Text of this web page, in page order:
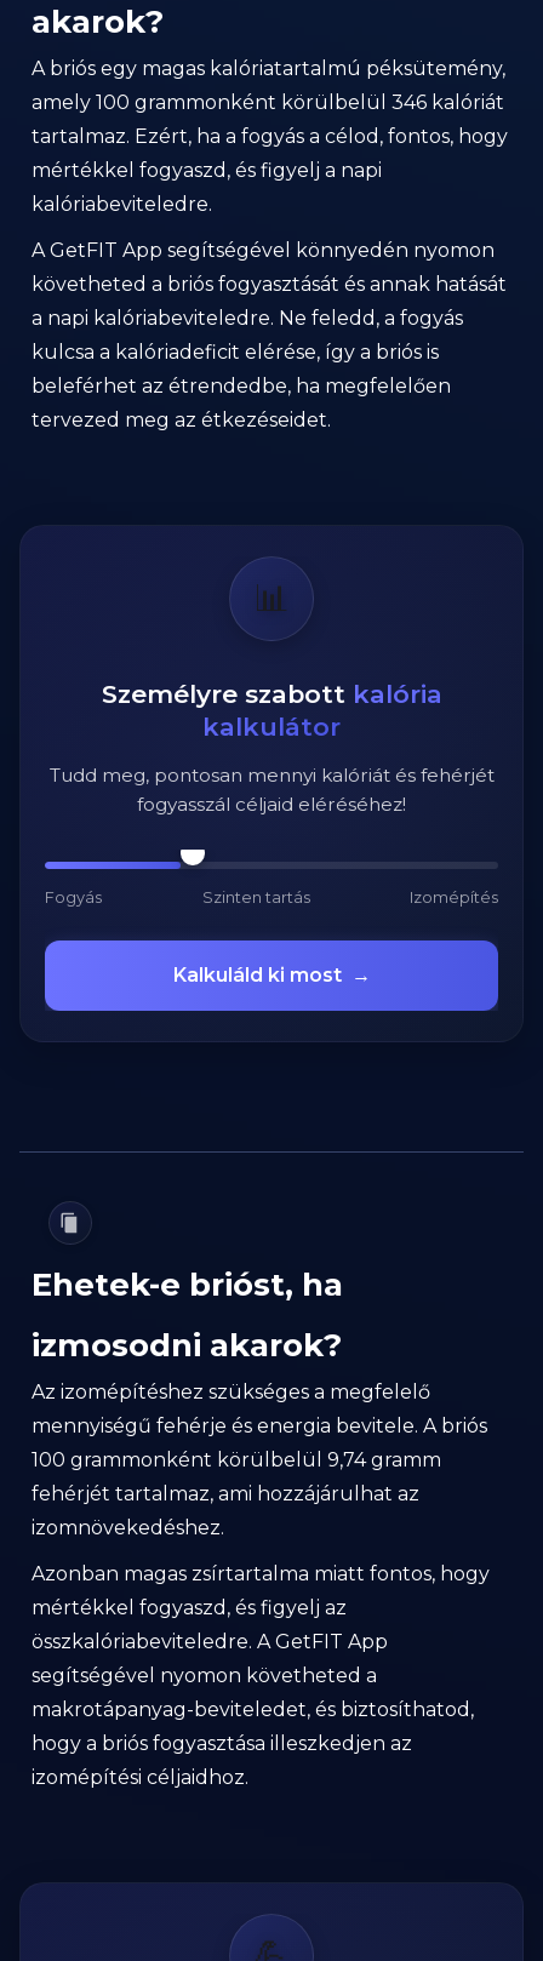
akarok?
A briós egy magas kalóriatartalmú péksütemény,
amely 100 grammonként körülbelül 346 kalóriát
tartalmaz. Ezért, ha a fogyás a célod, fontos, hogy
mértékkel fogyaszd, és figyelj a napi
kalóriabeviteledre.
A GetFIT App segítségével könnyedén nyomon
követheted a briós fogyasztását és annak hatását
a napi kalóriabeviteledre. Ne feledd, a fogyás
kulcsa a kalóriadeficit elérése, így a briós is
beleférhet az étrendedbe, ha megfelelően
tervezed meg az étkezéseidet.
📊
Személyre szabott kalória
kalkulátor
Tudd meg, pontosan mennyi kalóriát és fehérjét
fogyasszál céljaid eléréséhez!
Fogyás Szinten tartás Izomépítés
Kalkuláld ki most →
Ehetek-e brióst, ha
izmosodni akarok?
Az izomépítéshez szükséges a megfelelő
mennyiségű fehérje és energia bevitele. A briós
100 grammonként körülbelül 9,74 gramm
fehérjét tartalmaz, ami hozzájárulhat az
izomnövekedéshez.
Azonban magas zsírtartalma miatt fontos, hogy
mértékkel fogyaszd, és figyelj az
összkalóriabeviteledre. A GetFIT App
segítségével nyomon követheted a
makrotápanyag-beviteledet, és biztosíthatod,
hogy a briós fogyasztása illeszkedjen az
izomépítési céljaidhoz.